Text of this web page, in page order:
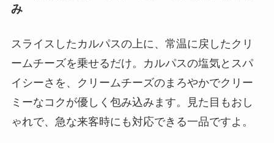
み
スライスしたカルパスの上に、常温に戻したクリ
ームチーズを乗せるだけ。カルパスの塩気とスパ
イシーさを、クリームチーズのまろやかでクリー
ミーなコクが優しく包み込みます。見た目もおし
ゃれで、急な来客時にも対応できる一品ですよ。